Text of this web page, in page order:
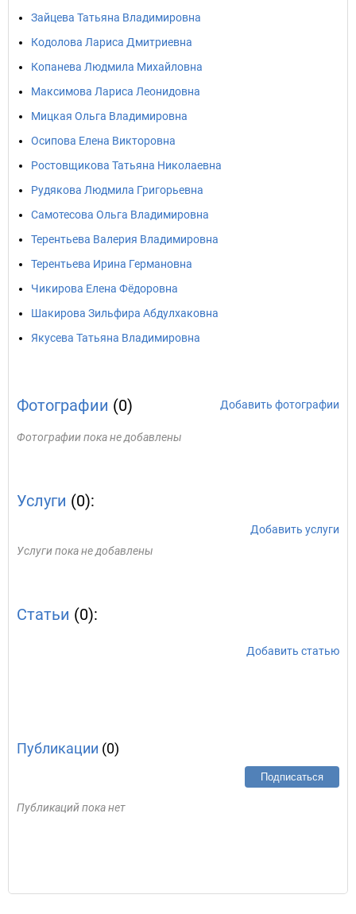
Зайцева Татьяна Владимировна
Кодолова Лариса Дмитриевна
Копанева Людмила Михайловна
Максимова Лариса Леонидовна
Мицкая Ольга Владимировна
Осипова Елена Викторовна
Ростовщикова Татьяна Николаевна
Рудякова Людмила Григорьевна
Самотесова Ольга Владимировна
Терентьева Валерия Владимировна
Терентьева Ирина Германовна
Чикирова Елена Фёдоровна
Шакирова Зильфира Абдулхаковна
Якусева Татьяна Владимировна
Фотографии (0) Добавить фотографии
Фотографии пока не добавлены
Услуги (0):
Добавить услуги
Услуги пока не добавлены
Статьи (0):
Добавить статью
Публикации (0)
Подписаться
Публикаций пока нет